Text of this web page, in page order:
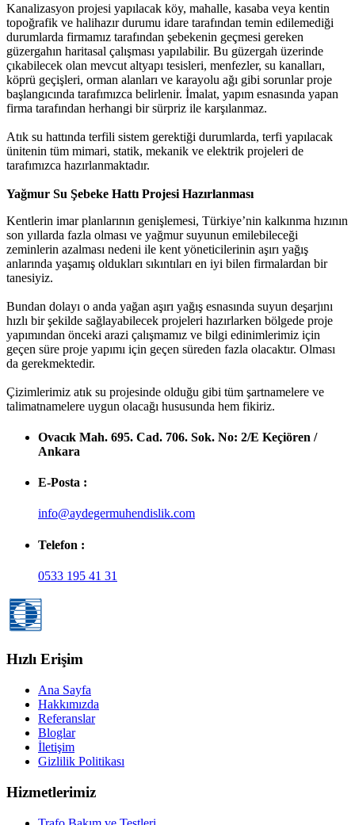
Kanalizasyon projesi yapılacak köy, mahalle, kasaba veya kentin
topoğrafik ve halihazır durumu idare tarafından temin edilemediği
durumlarda firmamız tarafından şebekenin geçmesi gereken
güzergahın haritasal çalışması yapılabilir. Bu güzergah üzerinde
çıkabilecek olan mevcut altyapı tesisleri, menfezler, su kanalları,
köprü geçişleri, orman alanları ve karayolu ağı gibi sorunlar proje
başlangıcında tarafımızca belirlenir. İmalat, yapım esnasında yapan
firma tarafından herhangi bir sürpriz ile karşılanmaz.
Atık su hattında terfili sistem gerektiği durumlarda, terfi yapılacak
ünitenin tüm mimari, statik, mekanik ve elektrik projeleri de
tarafımızca hazırlanmaktadır.
Yağmur Su Şebeke Hattı Projesi Hazırlanması
Kentlerin imar planlarının genişlemesi, Türkiye’nin kalkınma hızının
son yıllarda fazla olması ve yağmur suyunun emilebileceği
zeminlerin azalması nedeni ile kent yöneticilerinin aşırı yağış
anlarında yaşamış oldukları sıkıntıları en iyi bilen firmalardan bir
tanesiyiz.
Bundan dolayı o anda yağan aşırı yağış esnasında suyun deşarjını
hızlı bir şekilde sağlayabilecek projeleri hazırlarken bölgede proje
yapımından önceki arazi çalışmamız ve bilgi edinimlerimiz için
geçen süre proje yapımı için geçen süreden fazla olacaktır. Olması
da gerekmektedir.
Çizimlerimiz atık su projesinde olduğu gibi tüm şartnamelere ve
talimatnamelere uygun olacağı hususunda hem fikiriz.
Ovacık Mah. 695. Cad. 706. Sok. No: 2/E Keçiören /
Ankara
E-Posta :
info@aydegermuhendislik.com
Telefon :
0533 195 41 31
Hızlı Erişim
Ana Sayfa
Hakkımızda
Referanslar
Bloglar
İletişim
Gizlilik Politikası
Hizmetlerimiz